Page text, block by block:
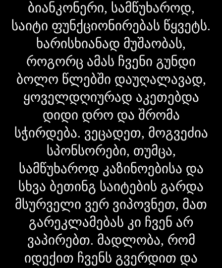
ბიანკონერი, სამწუხაროდ,
საიტი ფუნქციონირებას წყვეტს.
ხარისხიანად მუშაობას,
როგორც ამას ჩვენი გუნდი
ბოლო წლებში დაუღალავად,
ყოველდღიურად აკეთებდა
დიდი დრო და შრომა
სჭირდება. ვეცადეთ, მოგვეძია
სპონსორები, თუმცა,
სამწუხაროდ კაზინოებისა და
სხვა ბეთინგ საიტების გარდა
მსურველი ვერ ვიპოვნეთ, მათ
გარეკლამებას კი ჩვენ არ
ვაპირებთ. მადლობა, რომ
იდექით ჩვენს გვერდით და